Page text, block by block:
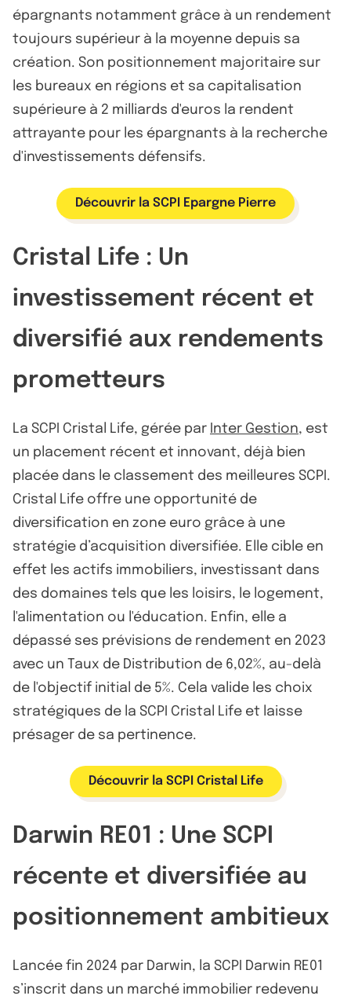
épargnants notamment grâce à un rendement
toujours supérieur à la moyenne depuis sa
création. Son positionnement majoritaire sur
les bureaux en régions et sa capitalisation
supérieure à 2 milliards d'euros la rendent
attrayante pour les épargnants à la recherche
d'investissements défensifs.
Découvrir la SCPI Epargne Pierre
Cristal Life : Un
investissement récent et
diversifié aux rendements
prometteurs
La SCPI Cristal Life, gérée par Inter Gestion, est
un placement récent et innovant, déjà bien
placée dans le classement des meilleures SCPI.
Cristal Life offre une opportunité de
diversification en zone euro grâce à une
stratégie d’acquisition diversifiée. Elle cible en
effet les actifs immobiliers, investissant dans
des domaines tels que les loisirs, le logement,
l'alimentation ou l'éducation. Enfin, elle a
dépassé ses prévisions de rendement en 2023
avec un Taux de Distribution de 6,02%, au-delà
de l'objectif initial de 5%. Cela valide les choix
stratégiques de la SCPI Cristal Life et laisse
présager de sa pertinence.
Découvrir la SCPI Cristal Life
Darwin RE01 : Une SCPI
récente et diversifiée au
positionnement ambitieux
Lancée fin 2024 par Darwin, la SCPI Darwin RE01
s’inscrit dans un marché immobilier redevenu